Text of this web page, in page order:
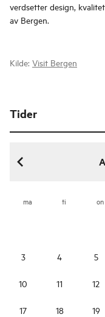
verdsetter design,
av Bergen.
Kilde: Visit Bergen
Tider
ma ti on
3 4 5
10 11 12
17 18 19